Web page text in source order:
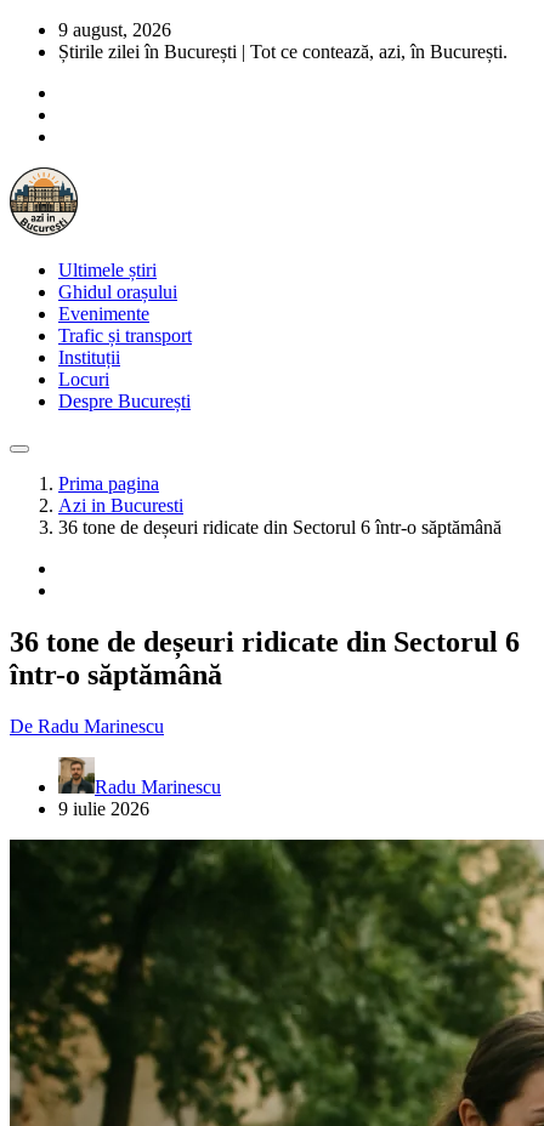
9 august, 2026
Știrile zilei în București | Tot ce contează, azi, în București.
Ultimele știri
Ghidul orașului
Evenimente
Trafic și transport
Instituții
Locuri
Despre București
Prima pagina
Azi in Bucuresti
36 tone de deșeuri ridicate din Sectorul 6 într-o săptămână
36 tone de deșeuri ridicate din Sectorul 6
într-o săptămână
De Radu Marinescu
Radu Marinescu
9 iulie 2026